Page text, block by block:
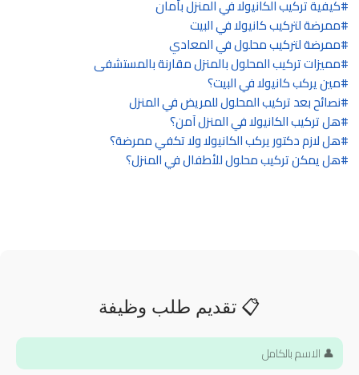
كيفية تركيب الكانيولا في المنزل بأمان
ممرضة لتركيب كانيولا في البيت
ممرضة لتركيب محلول في المعادي
مميزات تركيب المحلول بالمنزل مقارنة بالمستشفى
مين يركب كانيولا في البيت؟
نصائح بعد تركيب المحلول للمريض في المنزل
هل تركيب الكانيولا في المنزل آمن؟
هل لازم دكتور يركب الكانيولا ولا تكفي ممرضة؟
هل يمكن تركيب محلول للأطفال في المنزل؟
📋 تقديم طلب وظيفة